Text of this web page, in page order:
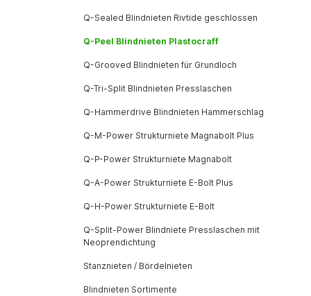
Q-Sealed Blindnieten Rivtide geschlossen
Q-Peel Blindnieten Plastocraff
Q-Grooved Blindnieten für Grundloch
Q-Tri-Split Blindnieten Presslaschen
Q-Hammerdrive Blindnieten Hammerschlag
Q-M-Power Strukturniete Magnabolt Plus
Q-P-Power Strukturniete Magnabolt
Q-A-Power Strukturniete E-Bolt Plus
Q-H-Power Strukturniete E-Bolt
Q-Split-Power Blindniete Presslaschen mit
Neoprendichtung
Stanznieten / Bördelnieten
Blindnieten Sortimente